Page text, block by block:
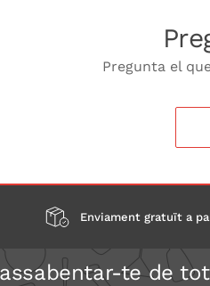
Pregunta el
Enviament gratuït a
te de